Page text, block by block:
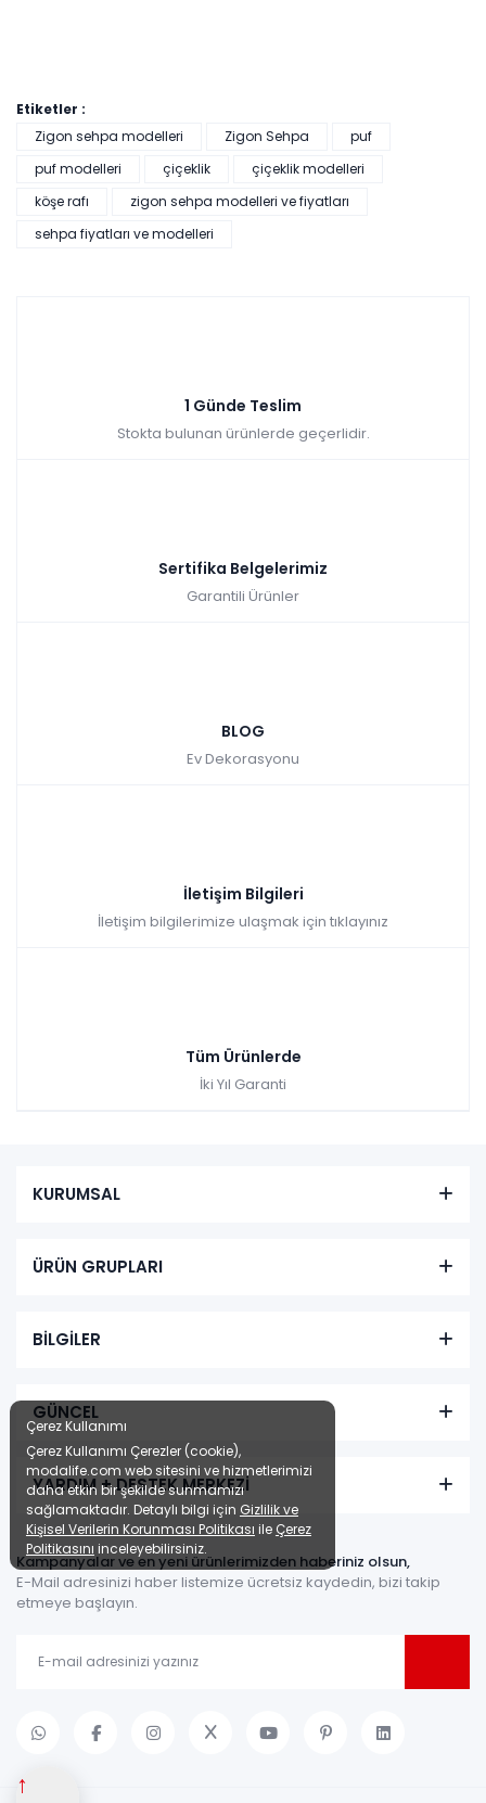
Pratik Çok Amaçlı Dolap - Beyaz
₺2.490,00
Etiketler :
Zigon sehpa modelleri
Zigon Sehpa
puf
puf modelleri
çiçeklik
çiçeklik modelleri
köşe rafı
zigon sehpa modelleri ve fiyatları
sehpa fiyatları ve modelleri
↑
1 Günde Teslim
Stokta bulunan ürünlerde geçerlidir.
Sertifika Belgelerimiz
Garantili Ürünler
BLOG
Ev Dekorasyonu
İletişim Bilgileri
İletişim bilgilerimize ulaşmak için tıklayınız
Tüm Ürünlerde
İki Yıl Garanti
KURUMSAL
ÜRÜN GRUPLARI
BİLGİLER
GÜNCEL
YARDIM + DESTEK MERKEZİ
Kampanyalar ve en yeni ürünlerimizden haberiniz olsun,
E-Mail adresinizi haber listemize ücretsiz kaydedin, bizi takip
etmeye başlayın.
Çerez Kullanımı
Çerez Kullanımı Çerezler (cookie),
modalife.com web sitesini ve hizmetlerimizi
daha etkin bir şekilde sunmamızı
sağlamaktadır. Detaylı bilgi için Gizlilik ve
Kişisel Verilerin Korunması Politikası ile Çerez
Politikasını inceleyebilirsiniz.